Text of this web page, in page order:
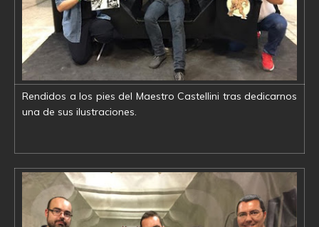
Rendidos a los pies del Maestro Castellini tras dedicarnos
una de sus ilustraciones.